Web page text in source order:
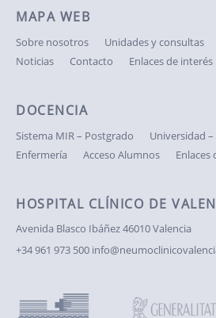
HOSPITAL CLÍNICO DE
Avenida Blasco Ibáñez46010 Valencia
+34 961 973 500
MAPA WEB
Sobre nosotros Unidades y consultas
Noticias
Contacto Enlaces de interés
DOCENCIA
Sistema MIR – Postgrado Universidad
Enfermería
Acceso Alumnos Enlaces